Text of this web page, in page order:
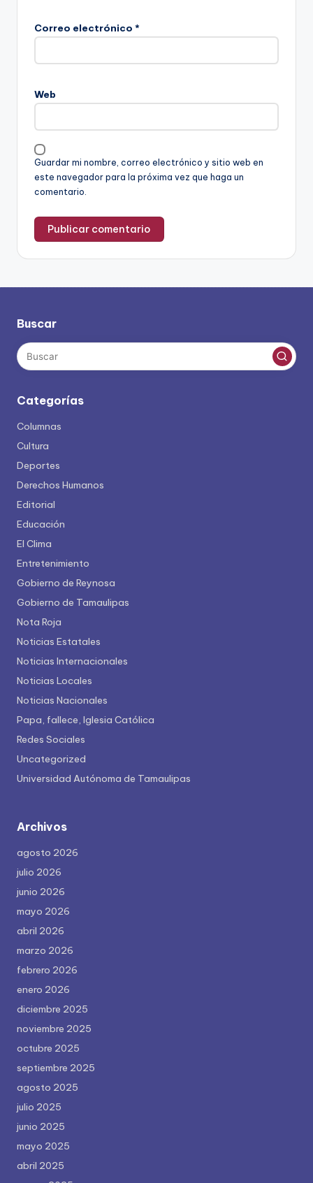
Correo electrónico *
Web
Guardar mi nombre, correo electrónico y sitio web en
este navegador para la próxima vez que haga un
comentario.
Buscar
Categorías
Columnas
Cultura
Deportes
Derechos Humanos
Editorial
Educación
El Clima
Entretenimiento
Gobierno de Reynosa
Gobierno de Tamaulipas
Nota Roja
Noticias Estatales
Noticias Internacionales
Noticias Locales
Noticias Nacionales
Papa, fallece, Iglesia Católica
Redes Sociales
Uncategorized
Universidad Autónoma de Tamaulipas
Archivos
agosto 2026
julio 2026
junio 2026
mayo 2026
abril 2026
marzo 2026
febrero 2026
enero 2026
diciembre 2025
noviembre 2025
octubre 2025
septiembre 2025
agosto 2025
julio 2025
junio 2025
mayo 2025
abril 2025